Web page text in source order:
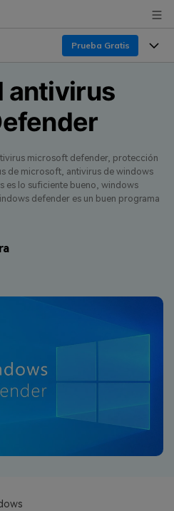
Prueba Gratis
Windows
para Windows
Gratis
eliminados gratis
Exclusivas
antivirus
microsoft defender, protección
de microsoft, antivirus de windows
es lo suficiente bueno, windows
defender es un buen programa